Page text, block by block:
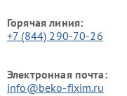
Горячая линия:
+7 (844) 290-70-26
Электронная почта:
info@beko-fixim.ru